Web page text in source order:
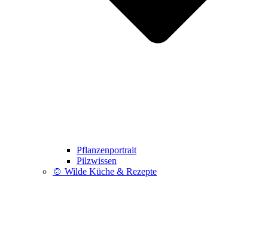
Pflanzenportrait
Pilzwissen
🍲 Wilde Küche & Rezepte